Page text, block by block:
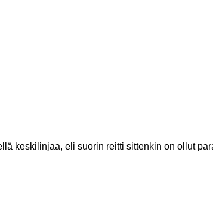
keskilinjaa, eli suorin reitti sittenkin on ollut